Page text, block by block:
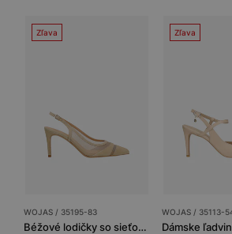
Zľava
WOJAS / 35195-83
Béžové lodičky so sieťovanými vsadkami
Zľava
WOJAS / 35113-